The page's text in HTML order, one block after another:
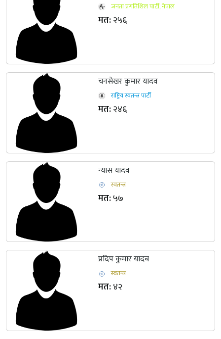
जनता प्रगतिशिल पार्टी, नेपाल
मत:२५६
चनसेखर कुमार यादव
राष्ट्रिय स्वतन्त्र पार्टी
मत:२४६
न्यास यादव
स्वतन्त्र
मत:५७
प्रदिप कुमार यादब
स्वतन्त्र
मत:४२